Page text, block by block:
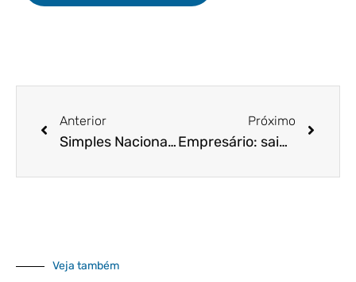
Anterior
Simples Nacional com novo limite de faturamento? Entenda!
Próximo
Empresário: saiba as vantagens de usar uma plataforma de gestão financeira digital!
Veja também